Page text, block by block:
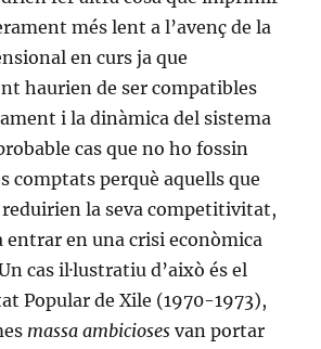
més lent a l’avenç de la
en curs ja que
haurien de ser compatibles
i la dinàmica del sistema
cas que no ho fossin
comptats perquè aquells que
la seva competitivitat,
entrar en una crisi econòmica
cas il·lustratiu d’això és el
Popular de Xile (1970-1973),
massa ambicioses van portar